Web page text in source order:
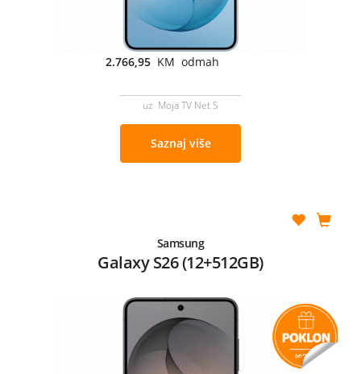
2.766,95 KM odmah
uz Moja TV Net S
Saznaj više
Samsung
Galaxy S26 (12+512GB)